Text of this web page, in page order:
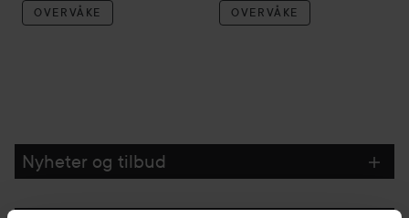
OVERVÅKE OVERVÅKE
Nyheter og tilbud